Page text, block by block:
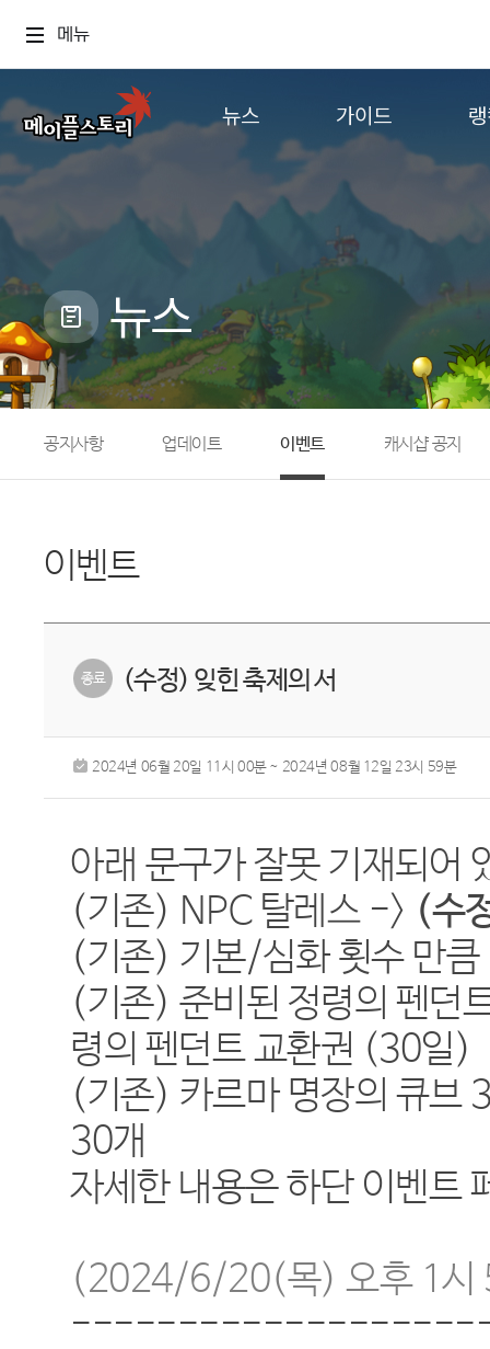
메뉴
뉴스
공지사항
업데이트
캐시샵 공지
메이플 알림판
with maple
가이드
게임정보
직업소개
확률형 아이템
NEXON NOW
뉴스
공지사항 업데이트 이벤트 캐시샵 공지
이벤트
(수정) 잊힌 축제의 서
2024년 06월 20일 11시 00분 ~ 2024년 08월 12일 23시 59분
아래 문구가 잘못 기재되어
(기존) NPC 탈레스-> (수
(기존) 기본/심화 횟수 만
(기존) 준비된 정령의 펜
령의 펜던트 교환권 (30일)
(기존) 카르마 명장의 큐브
30개
자세한 내용은 하단 이벤트
(2024/6/20(목)오후1시